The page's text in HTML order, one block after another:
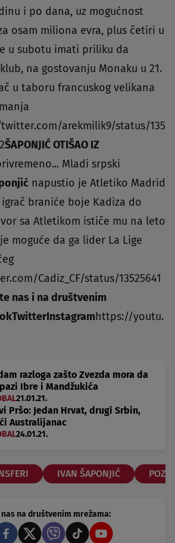
i po dana, uz mogućnost
osam miliona evra, plus četiri u
u subotu imati priliku da
na gostovanju Monaku u 21.
u taboru francuskog velikana
arekmilik9/status/135
ŠAPONJIĆ OTIŠAO IZ
Mladi srpski
napustio je Atletiko Madrid
braniće boje Kadiza do
sa Atletikom ističe mu na leto
moguće da ga lider La Lige
Cadiz_CF/status/13525641
nas i na društvenim
TwitterInstagramhttps://youtu.
razloga zašto Zvezda mora da
Ibre i Mandžukića
21.01.21.
Pršo: Jedan Hrvat, drugi Srbin,
Australijanac
24.01.21.
IVAN ŠAPONJIĆ
na društvenim mrežama: